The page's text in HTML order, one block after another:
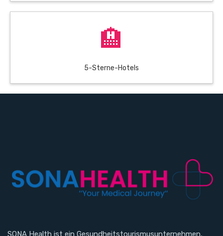
🏨
5-Sterne-Hotels
SONA Health ist ein Gesundheitstourismusunternehmen,